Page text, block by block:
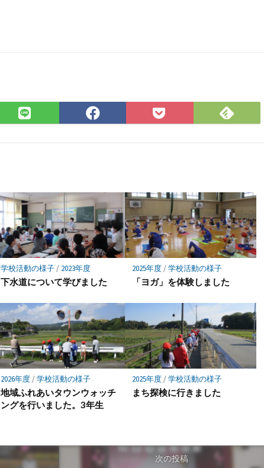
LINE
で
Facebook
で
Pocket
に
Feedly
で
学校活動の様子/ 2023年度
下水道について学びました
2025年度/学校活動の様子
「ヨガ」を体験しました
2026年度/学校活動の様子
地域ふれあいタウンウォッチ
ングを行いました。3年生
2025年度/学校活動の様子
まち探検に行きました
次の投稿